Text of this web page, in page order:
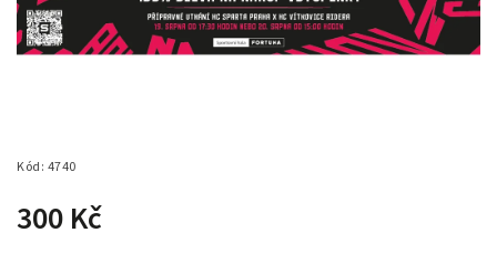
Kód: 4740
300 Kč